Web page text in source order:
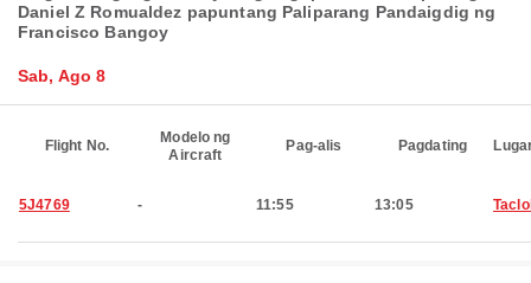
Daniel Z Romualdez papuntang Paliparang Pandaigdig ng
Francisco Bangoy
Sab, Ago 8
Flight No.
Modelo ng
Aircraft
Pag-alis Pagdating
5J4769 - 11:55 13:05